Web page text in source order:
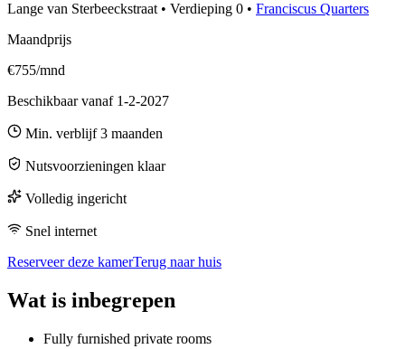
Lange van Sterbeeckstraat• Verdieping 0 • Franciscus Quarters
Maandprijs
€755/mnd
Beschikbaar vanaf 1-2-2027
Min. verblijf 3 maanden
Nutsvoorzieningen klaar
Volledig ingericht
Snel internet
Reserveer deze kamerTerug naar huis
Wat is inbegrepen
Fully furnished private rooms